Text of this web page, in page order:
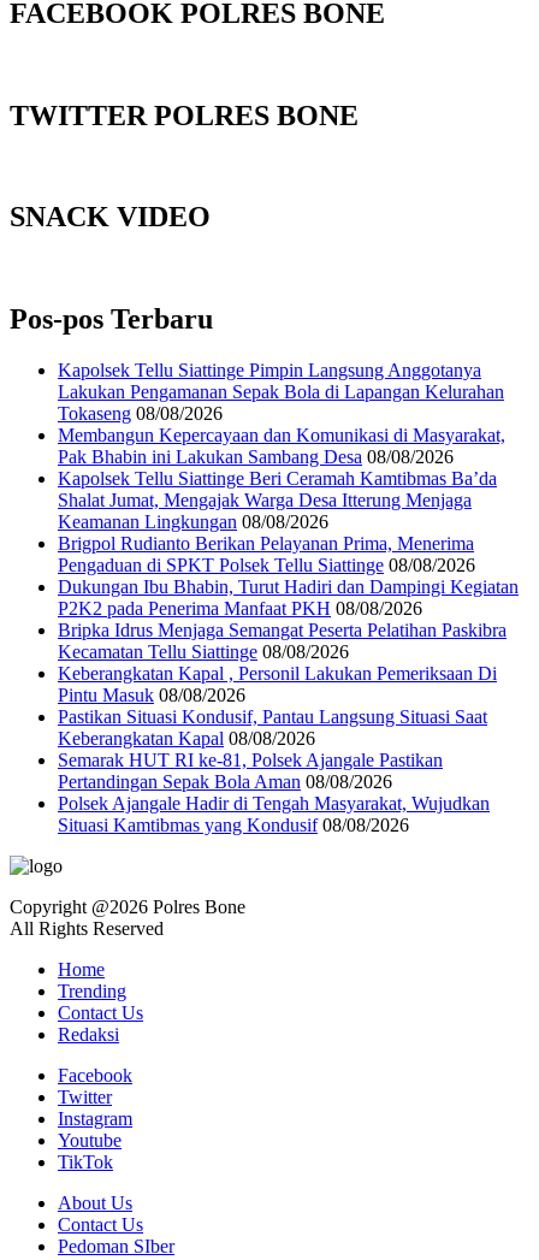
FACEBOOK POLRES BONE
TWITTER POLRES BONE
SNACK VIDEO
Pos-pos Terbaru
Kapolsek Tellu Siattinge Pimpin Langsung Anggotanya
Lakukan Pengamanan Sepak Bola di Lapangan Kelurahan
Tokaseng 08/08/2026
Membangun Kepercayaan dan Komunikasi di Masyarakat,
Pak Bhabin ini Lakukan Sambang Desa 08/08/2026
Kapolsek Tellu Siattinge Beri Ceramah Kamtibmas Ba’da
Shalat Jumat, Mengajak Warga Desa Itterung Menjaga
Keamanan Lingkungan 08/08/2026
Brigpol Rudianto Berikan Pelayanan Prima, Menerima
Pengaduan di SPKT Polsek Tellu Siattinge 08/08/2026
Dukungan Ibu Bhabin, Turut Hadiri dan Dampingi Kegiatan
P2K2 pada Penerima Manfaat PKH 08/08/2026
Bripka Idrus Menjaga Semangat Peserta Pelatihan Paskibra
Kecamatan Tellu Siattinge 08/08/2026
Keberangkatan Kapal , Personil Lakukan Pemeriksaan Di
Pintu Masuk 08/08/2026
Pastikan Situasi Kondusif, Pantau Langsung Situasi Saat
Keberangkatan Kapal 08/08/2026
Semarak HUT RI ke-81, Polsek Ajangale Pastikan
Pertandingan Sepak Bola Aman 08/08/2026
Polsek Ajangale Hadir di Tengah Masyarakat, Wujudkan
Situasi Kamtibmas yang Kondusif 08/08/2026
Copyright @2026 Polres Bone
All Rights Reserved
Home
Trending
Contact Us
Redaksi
Facebook
Twitter
Instagram
Youtube
TikTok
About Us
Contact Us
Pedoman SIber